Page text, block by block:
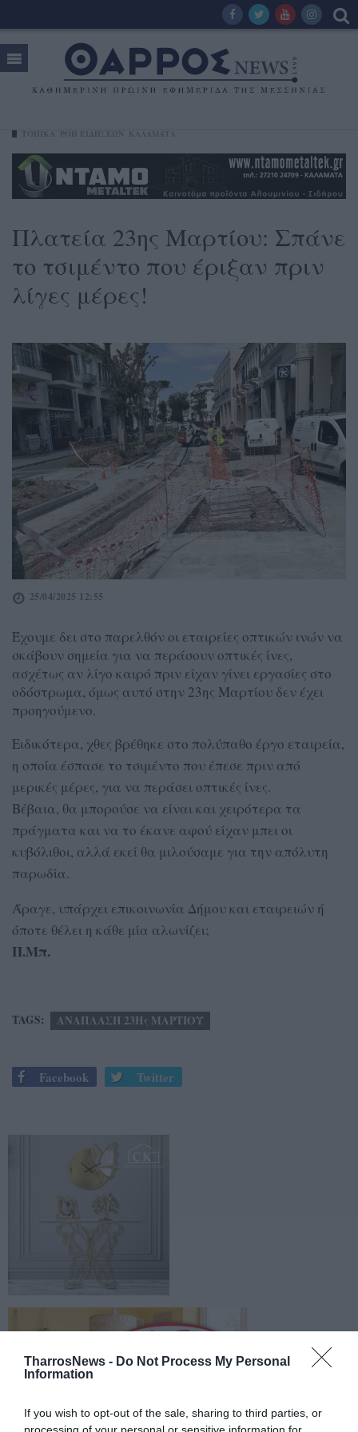
TharrosNews - Do Not Process My Personal
Information
If you wish to opt-out of the sale, sharing to third parties, or
processing of your personal or sensitive information for
Πλατεία 23ης Μαρτίου: Σπάνε
το τσιμέντο που έριξαν πριν
λίγες μέρες!
25/04/2025 12:55
Έχουμε δει στο παρελθόν οι εταιρείες οπτικών ινών να
σκάβουν σημεία για να περάσουν οπτικές ίνες,
ασχέτως αν λίγο καιρό πριν είχαν γίνει εργασίες στο
οδόστρωμα, όμως αυτό στην 23ης Μαρτίου δεν έχει
προηγούμενο.
Ειδικότερα, χθες βρέθηκε στο πολύπαθο έργο εταιρεία,
η οποία έσπασε το τσιμέντο που έπεσε πριν από
μερικές μέρες, για να περάσει οπτικές ίνες.
Βέβαια, θα μπορούσε να είναι και χειρότερα τα
πράγματα και να το έκανε αφού είχαν μπει οι
κυβόλιθοι, αλλά εκεί θα μιλούσαμε για την απόλυτη
παρωδία.
Άραγε, υπάρχει επικοινωνία Δήμου και εταιρειών ή
όποτε θέλει η κάθε μία αλωνίζει;
Π.Μπ.
TAGS: ΑΝΑΠΛΑΣΗ 23Ης ΜΑΡΤΙΟΥ
Facebook Twitter